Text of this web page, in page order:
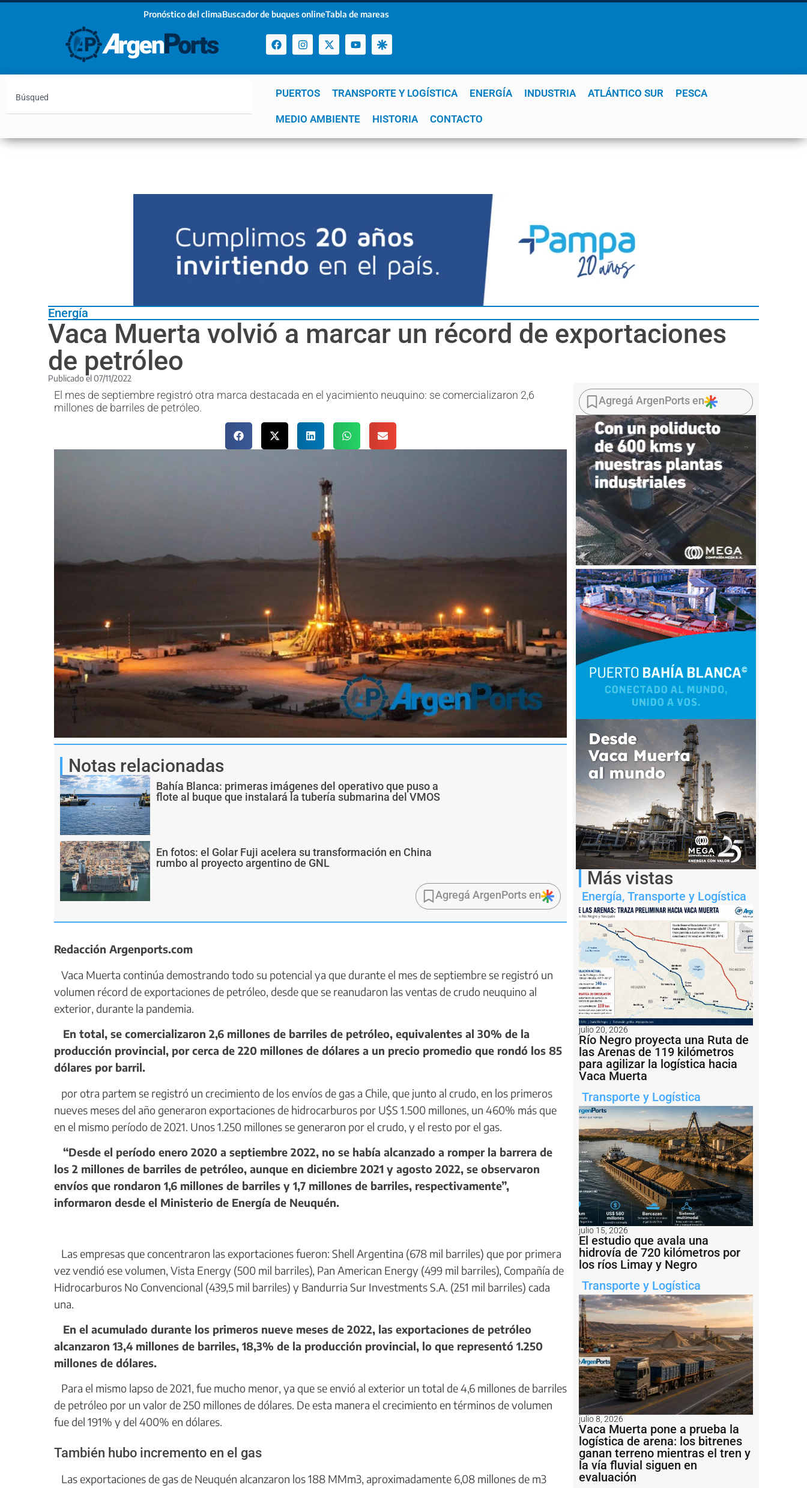
Pronóstico del climaBuscador de buques onlineTabla de mareas
PUERTOS TRANSPORTE Y LOGÍSTICA ENERGÍA INDUSTRIA ATLÁNTICO SUR PESCA
MEDIO AMBIENTE HISTORIA CONTACTO
YPF GNL Mar del Plata Patagonia Quequén
Energía
Vaca Muerta volvió a marcar un récord de exportaciones
de petróleo
Publicado el 07/11/2022
El mes de septiembre registró otra marca destacada en el yacimiento neuquino: se comercializaron 2,6
millones de barriles de petróleo.
Notas relacionadas
Bahía Blanca: primeras imágenes del operativo que puso a
flote al buque que instalará la tubería submarina del VMOS
En fotos: el Golar Fuji acelera su transformación en China
rumbo al proyecto argentino de GNL
Agregá ArgenPorts en
Redacción Argenports.com
Vaca Muerta continúa demostrando todo su potencial ya que durante el mes de septiembre se registró un
volumen récord de exportaciones de petróleo, desde que se reanudaron las ventas de crudo neuquino al
exterior, durante la pandemia.
En total, se comercializaron 2,6 millones de barriles de petróleo, equivalentes al 30% de la
producción provincial, por cerca de 220 millones de dólares a un precio promedio que rondó los 85
dólares por barril.
por otra partem se registró un crecimiento de los envíos de gas a Chile, que junto al crudo, en los primeros
nueves meses del año generaron exportaciones de hidrocarburos por U$S 1.500 millones, un 460% más que
en el mismo período de 2021. Unos 1.250 millones se generaron por el crudo, y el resto por el gas.
“Desde el período enero 2020 a septiembre 2022, no se había alcanzado a romper la barrera de
los 2 millones de barriles de petróleo, aunque en diciembre 2021 y agosto 2022, se observaron
envíos que rondaron 1,6 millones de barriles y 1,7 millones de barriles, respectivamente”,
informaron desde el Ministerio de Energía de Neuquén.
Las empresas que concentraron las exportaciones fueron: Shell Argentina (678 mil barriles) que por primera
vez vendió ese volumen, Vista Energy (500 mil barriles), Pan American Energy (499 mil barriles), Compañía de
Hidrocarburos No Convencional (439,5 mil barriles) y Bandurria Sur Investments S.A. (251 mil barriles) cada
una.
En el acumulado durante los primeros nueve meses de 2022, las exportaciones de petróleo
alcanzaron 13,4 millones de barriles, 18,3% de la producción provincial, lo que representó 1.250
millones de dólares.
Para el mismo lapso de 2021, fue mucho menor, ya que se envió al exterior un total de 4,6 millones de barriles
de petróleo por un valor de 250 millones de dólares. De esta manera el crecimiento en términos de volumen
fue del 191% y del 400% en dólares.
También hubo incremento en el gas
Las exportaciones de gas de Neuquén alcanzaron los 188 MMm3, aproximadamente 6,08 millones de m3
Agregá ArgenPorts en
Más vistas
Energía, Transporte y Logística
julio 20, 2026
Río Negro proyecta una Ruta de
las Arenas de 119 kilómetros
para agilizar la logística hacia
Vaca Muerta
Transporte y Logística
julio 15, 2026
El estudio que avala una
hidrovía de 720 kilómetros por
los ríos Limay y Negro
Transporte y Logística
julio 8, 2026
Vaca Muerta pone a prueba la
logística de arena: los bitrenes
ganan terreno mientras el tren y
la vía fluvial siguen en
evaluación
¡Sumate a nuestro Newsletter!
Email
Estoy de acuerdo con las condiciones y políticas de